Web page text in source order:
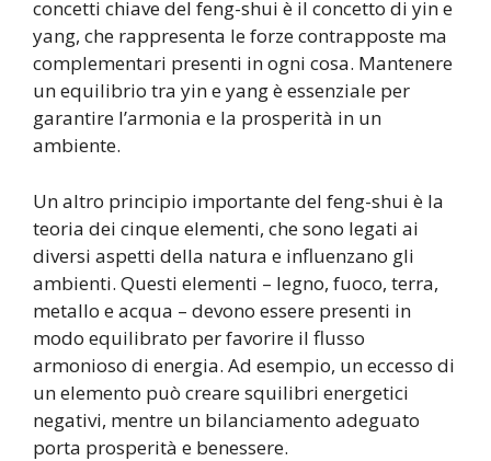
concetti chiave del feng-shui è il concetto di yin e
yang, che rappresenta le forze contrapposte ma
complementari presenti in ogni cosa. Mantenere
un equilibrio tra yin e yang è essenziale per
garantire l’armonia e la prosperità in un
ambiente.
Un altro principio importante del feng-shui è la
teoria dei cinque elementi, che sono legati ai
diversi aspetti della natura e influenzano gli
ambienti. Questi elementi – legno, fuoco, terra,
metallo e acqua – devono essere presenti in
modo equilibrato per favorire il flusso
armonioso di energia. Ad esempio, un eccesso di
un elemento può creare squilibri energetici
negativi, mentre un bilanciamento adeguato
porta prosperità e benessere.